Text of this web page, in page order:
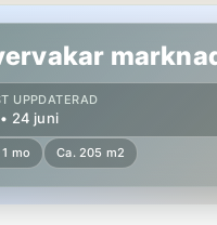
UPPDATERAD
24 juni
mo Ca. 205 m2